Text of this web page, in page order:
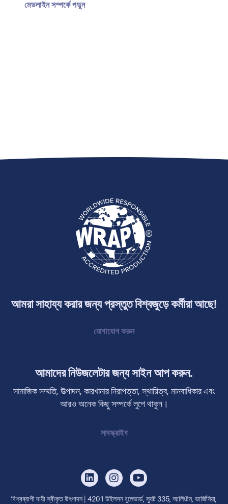
মেডলাইন সম্পর্কে পড়ুন
আমরা সাহায্য করার জন্য প্রস্তুত বিশ্বজুড়ে কর্মীরা আছে!
যোগাযোগ করুন
আমাদের নিউজলেটার জন্য সাইন আপ করুন.
সামাজিক সম্মতি, উত্পাদন, কারখানার নিরাপত্তা, স্থায়িত্ব, মানবাধিকার এবং
আরও অনেক কিছু সম্পর্কে লুপে থাকুন।
সাবস্ক্রাইব
বিশ্বব্যাপী দায়ী স্বীকৃত উৎপাদন | 4201 উইলসন বুলেভার্ড, স্যুট 335, আর্লিংটন, ভার্জিনিয়া,